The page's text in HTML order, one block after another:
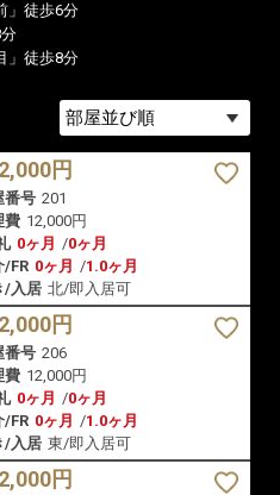
」徒歩6分
」徒歩8分
円
番号 201
費 12,000円
0ヶ月 /0ヶ月
/FR 0ヶ月 /1.0ヶ月
/入居 北/即入居可
円
番号 206
費 12,000円
0ヶ月 /0ヶ月
/FR 0ヶ月 /1.0ヶ月
/入居 東/即入居可
円